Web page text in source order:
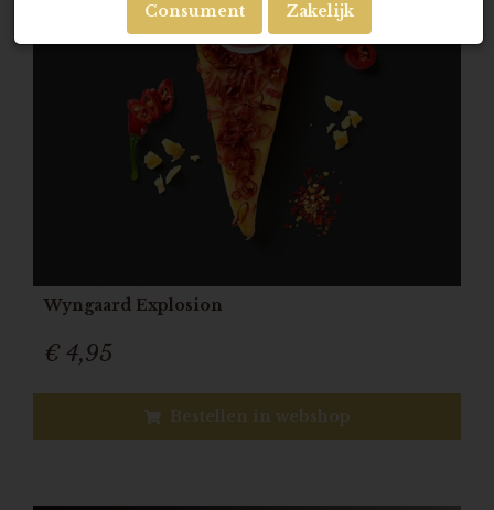
Wyngaard Explosion
€ 4,95
Bestellen in webshop
Consument Zakelijk